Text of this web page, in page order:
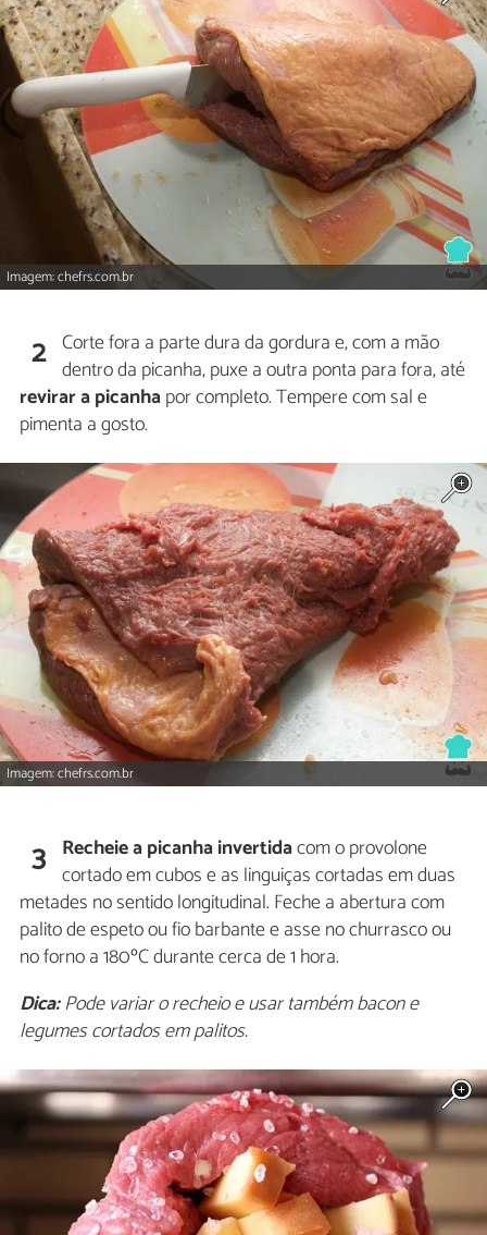
Imagem: chefrs.com.br
2 Corte fora a parte dura da gordura e, com a mão
dentro da picanha, puxe a outra ponta para fora, até
revirar a picanhapor completo. Tempere com sal e
pimenta a gosto.
Imagem: chefrs.com.br
3 Recheie a picanha invertidacom o provolone
cortado em cubos e as linguiças cortadas em duas
metades no sentido longitudinal. Feche a abertura com
palito de espeto ou fio barbante e asse no churrasco ou
no forno a 180ºC durante cerca de 1 hora.
Dica:Pode variar o recheio e usar também bacon e
legumes cortados em palitos.